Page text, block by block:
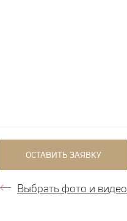
Выбрать фото и видео
ОСТАВИТЬ ЗАЯВКУ